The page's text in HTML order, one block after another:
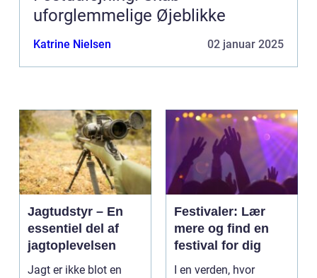
uforglemmelige Øjeblikke
Katrine Nielsen 02 januar 2025
Jagtudstyr – En
essentiel del af
jagtoplevelsen
Jagt er ikke blot en
Festivaler: Lær
mere og find en
festival for dig
I en verden, hvor